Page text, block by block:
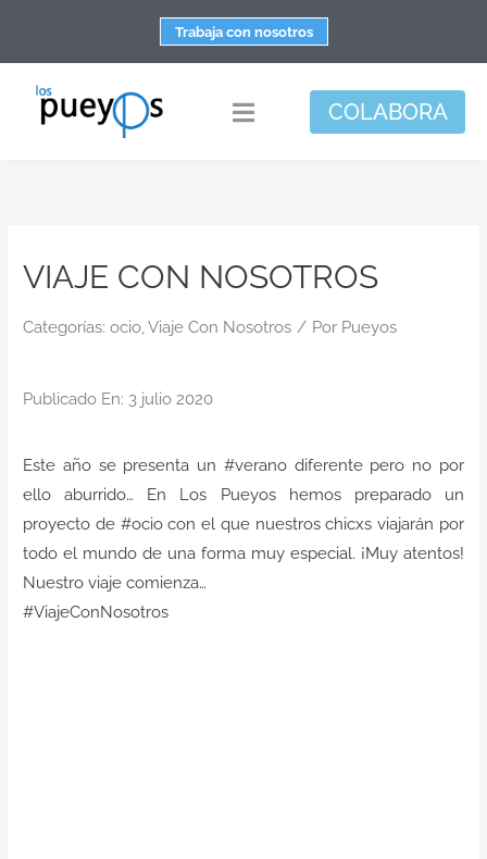
contenido
Trabaja con nosotros
Toggle
Apoyo personal y familiar
Contacto
COLABORA
VIAJE CON NOSOTROS
Categorías: ocio,Viaje Con Nosotros / Por Pueyos
Publicado En: 3 julio 2020
Este año se presenta un #verano diferente pero no por
ello aburrido… En Los Pueyos hemos preparado un
proyecto de #ocio con el que nuestros chicxs viajarán por
todo el mundo de una forma muy especial. ¡Muy atentos!
Nuestro viaje comienza…
#ViajeConNosotros